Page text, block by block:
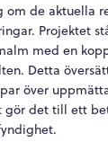
de aktuella
Projektet
med en
Detta
över
gör det till ett